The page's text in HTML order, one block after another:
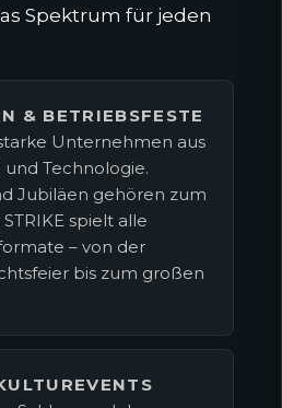
Spektrum für jeden
& BETRIEBSFESTE
Unternehmen aus
und Technologie.
Jubiläen gehören zum
spielt alle
– von der
bis zum großen